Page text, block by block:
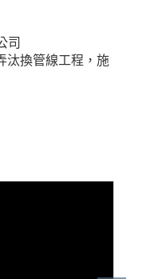
司
汰換管線工程，施